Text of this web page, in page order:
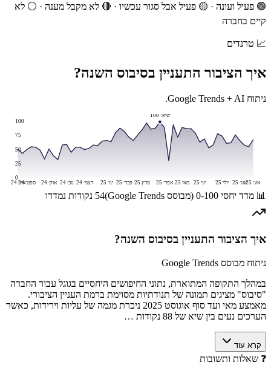
🟢 פעיל ועונה · 🟡 פעיל אבל סגור עכשיו · 🔴 לא מקבל מענה · ⚪ לא
קיים בחברה
📈 טרנדים
איך הציבור התעניין בסיבוס השנה?
ניתוח Google Trends + AI.
0
25
50
75
100
שיא:100
אוג׳ 24ספט׳ 24 אוק׳ 24 נוב׳ 24 דצמ׳ 24 ינו׳ 25 פבר׳ 25 מרץ 25 אפר׳ 25 מאי 25 יוני 25 יולי 25 אוג׳ 25 אוג׳ 25
📊 מדד יחסי 0-100 (מבוסס Google Trends) 54 נקודות נמדדו
איך הציבור התעניין בסיבוס השנה?
ניתוח מבוסס Google Trends
במהלך התקופה המתוארת, נתוני החיפושים היחסיים בגוגל עבור החברה
"סיבוס" מציגים תמונה של תנודתיות מסוימת ברמת העניין הציבורי.
מאמצע מאי ועד סוף אוגוסט 2025 ניכרת מגמה של עליות וירידות, כאשר
הערכים נעים בין שיא של 88 נקודות …
קרא עוד
❓ שאלות ותשובות